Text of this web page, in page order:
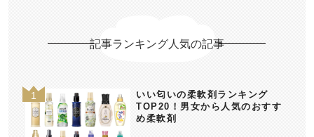
記事ランキング人気の記事
いい匂いの柔軟剤ランキング
TOP20！男女から人気のおすす
め柔軟剤